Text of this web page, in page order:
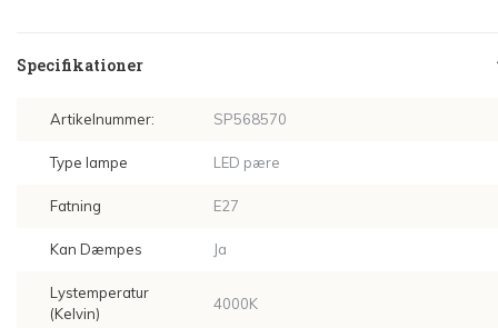
Specifikationer
Artikelnummer: SP568570
Type lampe LED pære
Fatning E27
Kan Dæmpes Ja
Lystemperatur
(Kelvin)
4000K